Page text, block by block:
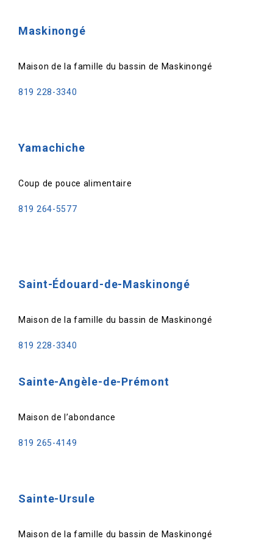
Maskinongé
Maison de la famille du bassin de Maskinongé
819 228-3340
Yamachiche
Coup de pouce alimentaire
819 264-5577
Saint-Édouard-de-Maskinongé
Maison de la famille du bassin de Maskinongé
819 228-3340
Sainte-Angèle-de-Prémont
Maison de l’abondance
819 265-4149
Sainte-Ursule
Maison de la famille du bassin de Maskinongé